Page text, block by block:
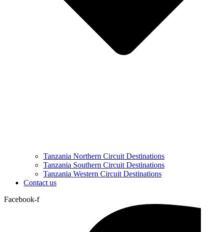
Tanzania Northern Circuit Destinations
Tanzania Southern Circuit Destinations
Tanzania Western Circuit Destinations
Contact us
Facebook-f